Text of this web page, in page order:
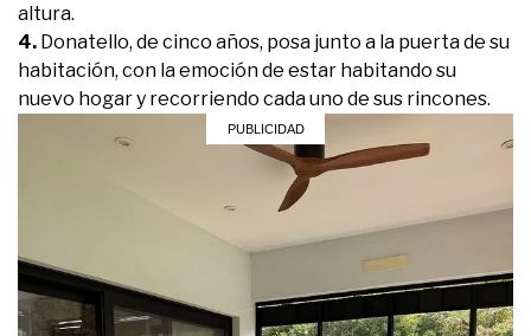
altura.
4. Donatello, de cinco años, posa junto a la puerta de su
habitación, con la emoción de estar habitando su
nuevo hogar y recorriendo cada uno de sus rincones.